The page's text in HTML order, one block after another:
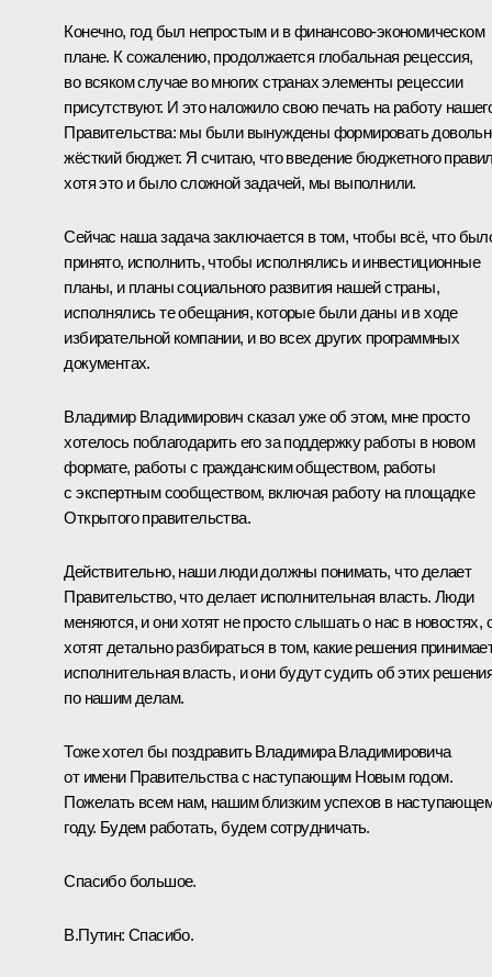
Конечно, год был непростым и в финансово-экономическом
плане. К сожалению, продолжается глобальная рецессия,
во всяком случае во многих странах элементы рецессии
присутствуют. И это наложило свою печать на работу
Правительства: мы были вынуждены формировать
жёсткий бюджет. Я считаю, что введение бюджетного
хотя это и было сложной задачей, мы выполнили.
Сейчас наша задача заключается в том, чтобы всё, что
принято, исполнить, чтобы исполнялись и инвестиционные
планы, и планы социального развития нашей страны,
исполнялись те обещания, которые были даны и в ходе
избирательной компании, и во всех других программных
документах.
Владимир Владимирович сказал уже об этом, мне просто
хотелось поблагодарить его за поддержку работы в новом
формате, работы с гражданским обществом, работы
с экспертным сообществом, включая работу на площадке
Открытого правительства.
Действительно, наши люди должны понимать, что делает
Правительство, что делает исполнительная власть. Люди
меняются, и они хотят не просто слышать о нас в новостях,
хотят детально разбираться в том, какие решения
исполнительная власть, и они будут судить об этих
по нашим делам.
Тоже хотел бы поздравить Владимира Владимировича
от имени Правительства с наступающим Новым годом.
Пожелать всем нам, нашим близким успехов в
году. Будем работать, будем сотрудничать.
Спасибо большое.
В.Путин: Спасибо.